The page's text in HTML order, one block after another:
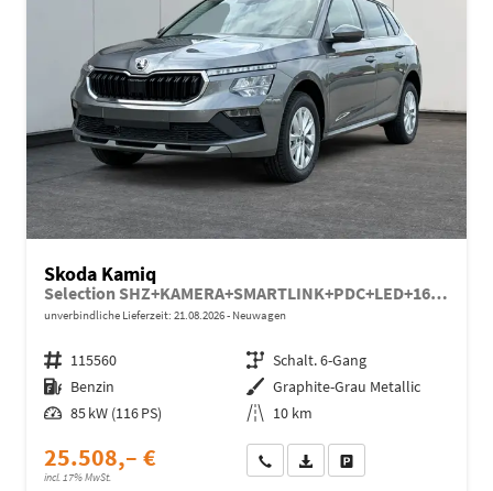
Skoda Kamiq
Selection SHZ+KAMERA+SMARTLINK+PDC+LED+16" ALU
unverbindliche Lieferzeit: 21.08.2026 Neuwagen
Fahrzeugnr. 115560 Getriebe Schalt. 6-Gang
Kraftstoff Benzin Außenfarbe Graphite-Grau Metallic
Leistung 85 kW (116 PS) Kilometerstand 10 km
25.508,– €
incl. 17% MwSt.
Wir rufen Sie anFahrzeugexposé (PDF)